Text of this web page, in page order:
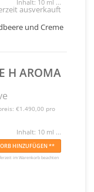
Inhalt: 10 ml ...
ausverkauft
und Creme
H AROMA
€1.490,00 pro
Inhalt: 10 ml ...
HINZUFÜGEN **
im Warenkorb beachten